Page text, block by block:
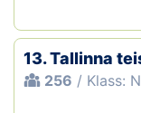
13. Tallinna
256 / Klass: